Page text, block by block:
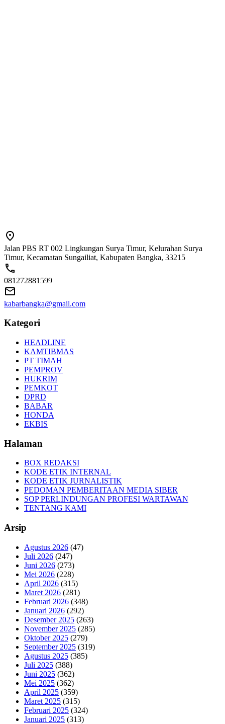
Jalan PBS RT 002 Lingkungan Surya Timur, Kelurahan Surya
Timur, Kecamatan Sungailiat, Kabupaten Bangka, 33215
081272881599
kabarbangka@gmail.com
Kategori
HEADLINE
KAMTIBMAS
PT TIMAH
PEMPROV
HUKRIM
PEMKOT
DPRD
BABAR
HONDA
EKBIS
Halaman
BOX REDAKSI
KODE ETIK INTERNAL
KODE ETIK JURNALISTIK
PEDOMAN PEMBERITAAN MEDIA SIBER
SOP PERLINDUNGAN PROFESI WARTAWAN
TENTANG KAMI
Arsip
Agustus 2026 (47)
Juli 2026 (247)
Juni 2026 (273)
Mei 2026 (228)
April 2026 (315)
Maret 2026 (281)
Februari 2026 (348)
Januari 2026 (292)
Desember 2025 (263)
November 2025 (285)
Oktober 2025 (279)
September 2025 (319)
Agustus 2025 (385)
Juli 2025 (388)
Juni 2025 (362)
Mei 2025 (362)
April 2025 (359)
Maret 2025 (315)
Februari 2025 (324)
Januari 2025 (313)